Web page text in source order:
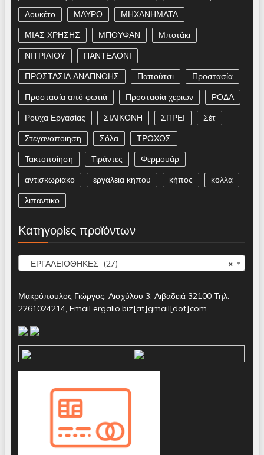
Λουκέτο
ΜΑΥΡΟ
ΜΗΧΑΝΗΜΑΤΑ
ΜΙΑΣ ΧΡΗΣΗΣ
ΜΠΟΥΦΑΝ
Μποτάκι
ΝΙΤΡΙΛΙΟΥ
ΠΑΝΤΕΛΟΝΙ
ΠΡΟΣΤΑΣΙΑ ΑΝΑΠΝΟΗΣ
Παπούτσι
Προστασία
Προστασία από φωτιά
Προστασία χεριων
ΡΟΔΑ
Ρούχα Εργασίας
ΣΙΛΙΚΟΝΗ ΣΠΡΕΙ
Σέτ
Στεγανοποιηση
Σόλα
ΤΡΟΧΟΣ
Τακτοποίηση
Τιράντες
Φερμουάρ
αντισκωριακο
εργαλεια κηπου κήπος
κολλα
λιπαντικο
Κατηγορίες προϊόντων
×
ΕΡΓΑΛΕΙΟΘΗΚΕΣ (27)
Μακρόπουλος Γιώργος, Αισχύλου 3, Λιβαδειά 32100 Τηλ.
2261024214, Email ergalio.biz[at]gmail[dot]com